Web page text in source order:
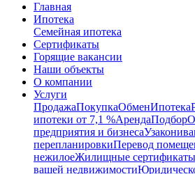
Главная
Ипотека
Семейная ипотека
Сертификаты
Горящие вакансии
Наши объекты
О компании
Услуги
ПродажаПокупкаОбменИпотека
ипотеки от 7,1 %АрендаПодбор
предприятия и бизнеса
перепланировкиПеревод
нежилоеЖилищные сертификаты
вашей недвижимости